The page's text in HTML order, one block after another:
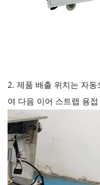
2. 제품 배출 위치는 자
여 다음 이어 스트랩 용